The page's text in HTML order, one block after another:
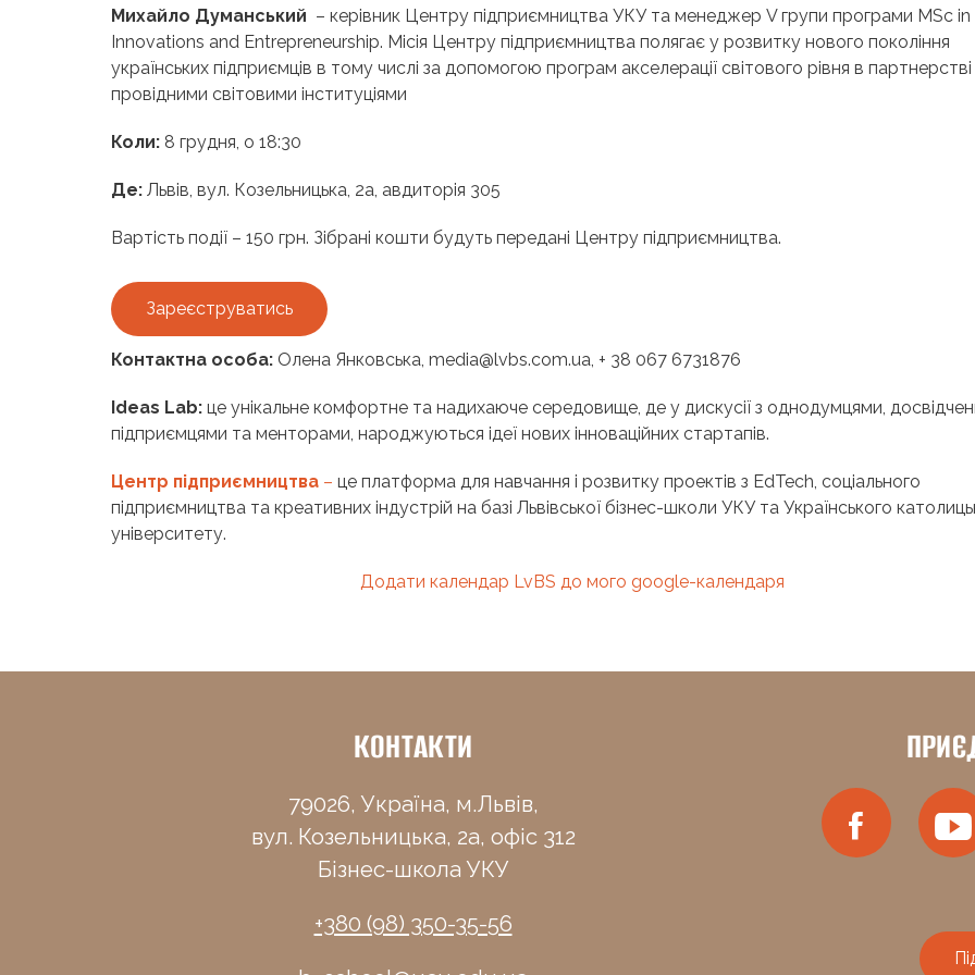
Михайло Думанський – керівник Центру підприємництва УКУ та менеджер V групи програми MSc in
Innovations and Entrepreneurship. Місія Центру підприємництва полягає у розвитку нового покоління
українських підприємців в тому числі за допомогою програм акселерації світового рівня в партнерстві
провідними світовими інституціями
Коли: 8 грудня, о 18:30
Де: Львів, вул. Козельницька, 2а, авдиторія 305
Вартість події – 150 грн. Зібрані кошти будуть передані Центру підприємництва.
Зареєструватись
Контактна особа: Олена Янковська, media@lvbs.com.ua, + 38 067 6731876
Ideas Lab: це унікальне комфортне та надихаюче середовище, де у дискусії з однодумцями,
підприємцями та менторами, народжуються ідеї нових інноваційних стартапів.
Центр підприємництва – це платформа для навчання і розвитку проектів з EdTech, соціального
підприємництва та креативних індустрій на базі Львівської бізнес-школи УКУ та Українського
університету.
Додати календар LvBS до мого google-календаря
КОНТАКТИ
79026, Україна, м.Львів,
вул. Козельницька, 2а, офіс 312
Бізнес-школа УКУ
+380 (98) 350-35-56